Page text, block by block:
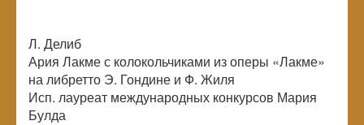
Л. Делиб
Ария Лакме с колокольчиками из оперы «Лакме»
на либретто Э. Гондине и Ф. Жиля
Исп. лауреат международных конкурсов Мария
Булда